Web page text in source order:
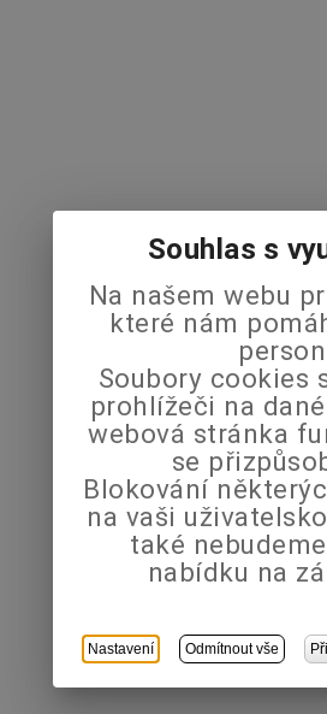
Souhlas s
Na našem webu
které nám
Soubory cookies
prohlížeči na
webová stránka
se
Blokování
na vaši
také
nabídku na
Nastavení Odmítnout vše